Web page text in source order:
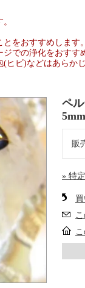
をおすすめします
での浄化をおすす
ヒビ)などはあらか
ペ
販
» 特